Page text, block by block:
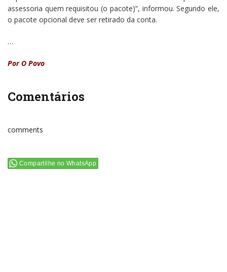
assessoria quem requisitou (o pacote)”, informou. Segundo ele,
o pacote opcional deve ser retirado da conta.
…
Por O Povo
Comentários
comments
Compartilhe no WhatsApp